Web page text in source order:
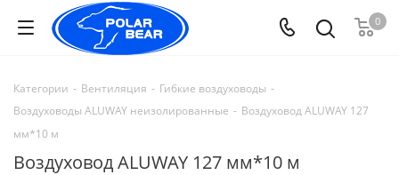
0
Категории - Вентиляция - Гибкие воздуховоды -
Воздуховоды ALUWAY неизолированные - Воздуховод ALUWAY 127
мм*10 м
Воздуховод ALUWAY 127 мм*10 м